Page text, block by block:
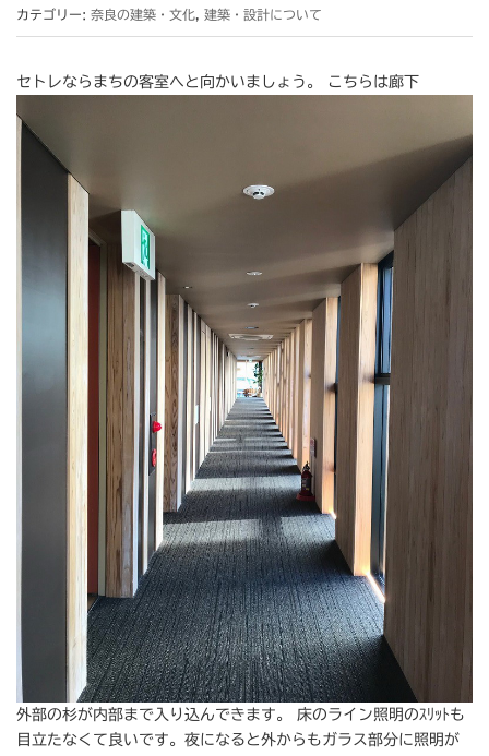
カテゴリー: 奈良の建築・文化 建築・設計について
セトレならまちの客室へと向かいましょう。 こちらは廊下
外部の杉が内部まで入り込んできます。 床のライン照明のｽﾘｯﾄも
目立たなくて良いです。夜になると外からもガラス部分に照明が